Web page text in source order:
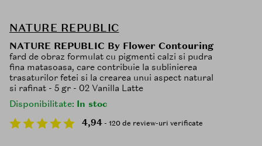
NATURE REPUBLIC
NATURE REPUBLIC By Flower Contouring
fard de obraz formulat cu pigmenti calzi si pudra
fina matasoasa, care contribuie la sublinierea
trasaturilor fetei si la crearea unui aspect natural
si rafinat - 5 gr - 02 Vanilla Latte
Disponibilitate: In stoc
4,94 - 120 de review-uri verificate